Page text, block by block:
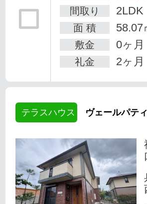
間取り
2LDK
面 積 58.07
敷金 0ヶ月
礼金 2ヶ月
テラスハウス ヴェールパテ